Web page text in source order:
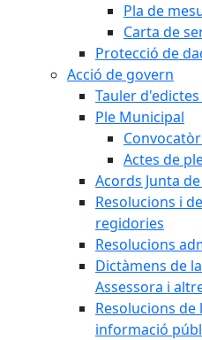
Pla de
Carta de
Protecció de
Acció de govern
Tauler
Ple Municipal
Actes de
Acords Junta
Resolucions i
regidories
Resolucions
Dictàmens de
Assessora i
Resolucions de
informació